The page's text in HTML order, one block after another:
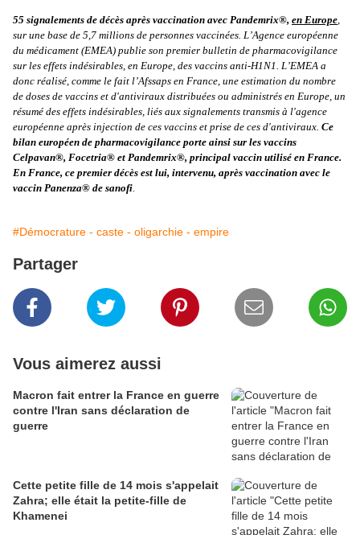
55 signalements de décès après vaccination avec Pandemrix®, en Europe,
sur une base de 5,7 millions de personnes vaccinées. L’Agence européenne
du médicament (EMEA) publie son premier bulletin de pharmacovigilance
sur les effets indésirables, en Europe, des vaccins anti-H1N1. L’EMEA a
donc réalisé, comme le fait l’Afssaps en France, une estimation du nombre
de doses de vaccins et d'antiviraux distribuées ou administrés en Europe, un
résumé des effets indésirables, liés aux signalements transmis à l'agence
européenne après injection de ces vaccins et prise de ces d'antiviraux. Ce
bilan européen de pharmacovigilance porte ainsi sur les vaccins
Celpavan®, Focetria® et Pandemrix®, principal vaccin utilisé en France.
En France, ce premier décès est lui, intervenu, après vaccination avec le
vaccin Panenza® de sanofi.
#Démocrature - caste - oligarchie - empire
Partager
Vous aimerez aussi
Macron fait entrer la France en guerre
contre l'Iran sans déclaration de
guerre
Cette petite fille de 14 mois s'appelait
Zahra; elle était la petite-fille de
Khamenei